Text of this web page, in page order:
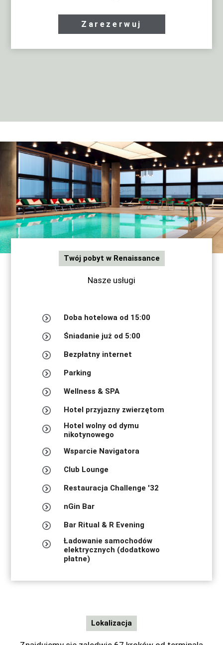
Zarezerwuj
Twój pobyt w Renaissance
Nasze usługi
Doba hotelowa od 15:00
Śniadanie już od 5:00
Bezpłatny internet
Parking
Wellness & SPA
Hotel przyjazny zwierzętom
Hotel wolny od dymu
nikotynowego
Wsparcie Navigatora
Club Lounge
Restauracja Challenge '32
nGin Bar
Bar Ritual & R Evening
Ładowanie samochodów
elektrycznych (dodatkowo
płatne)
Lokalizacja